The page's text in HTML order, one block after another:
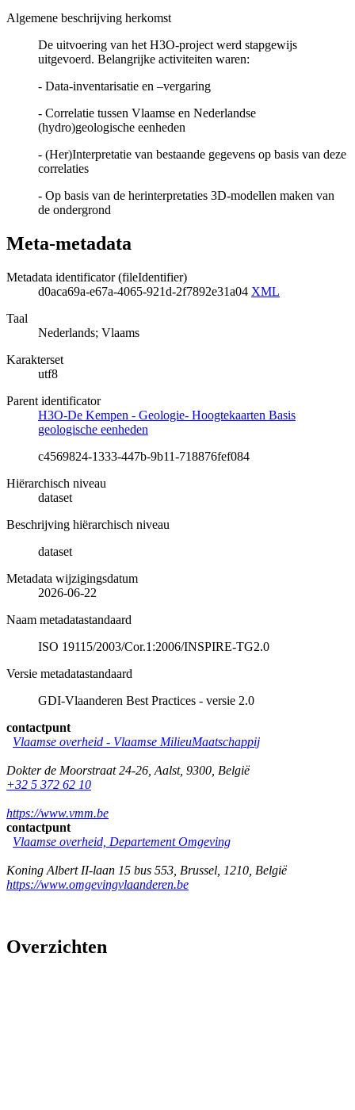
Algemene beschrijving herkomst
De uitvoering van het H3O-project werd stapgewijs
uitgevoerd. Belangrijke activiteiten waren:
- Data-inventarisatie en –vergaring
- Correlatie tussen Vlaamse en Nederlandse
(hydro)geologische eenheden
- (Her)Interpretatie van bestaande gegevens op basis van deze
correlaties
- Op basis van de herinterpretaties 3D-modellen maken van
de ondergrond
Meta-metadata
Metadata identificator (fileIdentifier)
d0aca69a-e67a-4065-921d-2f7892e31a04 XML
Taal
Nederlands; Vlaams
Karakterset
utf8
Parent identificator
H3O-De Kempen - Geologie- Hoogtekaarten Basis
geologische eenheden
c4569824-1333-447b-9b11-718876fef084
Hiërarchisch niveau
dataset
Beschrijving hiërarchisch niveau
dataset
Metadata wijzigingsdatum
2026-06-22
Naam metadatastandaard
ISO 19115/2003/Cor.1:2006/INSPIRE-TG2.0
Versie metadatastandaard
GDI-Vlaanderen Best Practices - versie 2.0
contactpunt
Vlaamse overheid - Vlaamse MilieuMaatschappij
Dokter de Moorstraat 24-26 Aalst, 9300 België
+32 5 372 62 10
https://www.vmm.be
contactpunt
Vlaamse overheid, Departement Omgeving
Koning Albert II-laan 15 bus 553 Brussel 1210 België
https://www.omgevingvlaanderen.be
Overzichten